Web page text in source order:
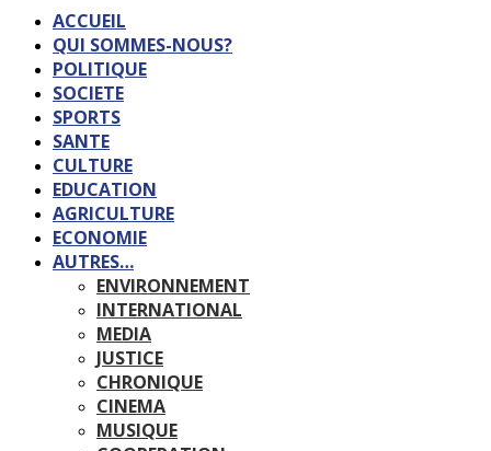
ACCUEIL
QUI SOMMES-NOUS?
POLITIQUE
SOCIETE
SPORTS
SANTE
CULTURE
EDUCATION
AGRICULTURE
ECONOMIE
AUTRES…
ENVIRONNEMENT
INTERNATIONAL
MEDIA
JUSTICE
CHRONIQUE
CINEMA
MUSIQUE